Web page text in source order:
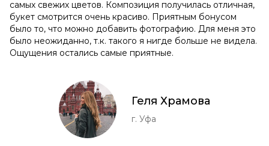
самых свежих цветов. Композиция получилась отличная,
букет смотрится очень красиво. Приятным бонусом
было то, что можно добавить фотографию. Для меня это
было неожиданно, т.к. такого я нигде больше не видела.
Ощущения остались самые приятные.
Геля Храмова
г. Уфа